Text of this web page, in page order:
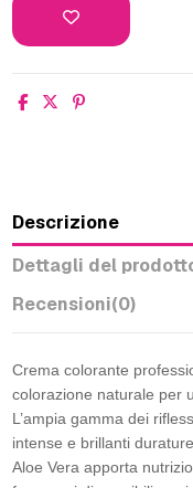
Descrizione
Dettagli del
Recensioni(0)
Crema colorante
colorazione naturale per
L’ampia gamma dei
intense e brillanti
Aloe Vera apporta